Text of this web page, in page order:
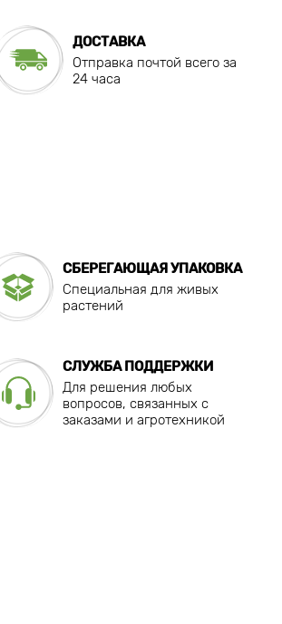
ДОСТАВКА
Отправка почтой всего за
24 часа
СБЕРЕГАЮЩАЯ УПАКОВКА
Специальная для живых
растений
СЛУЖБА ПОДДЕРЖКИ
Для решения любых
вопросов, связанных с
заказами и агротехникой